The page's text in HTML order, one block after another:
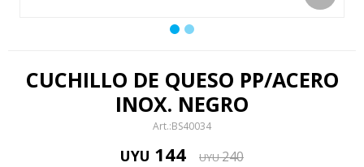
CUCHILLO DE QUESO PP/ACERO
INOX. NEGRO
BS40034
UYU 144 UYU240